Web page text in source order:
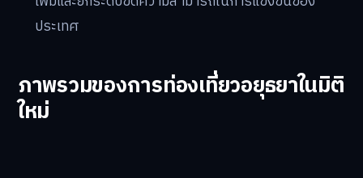
ประเทศ
ภาพรวมของการท่องเที่ยวอยุธยาในมิติ
ใหม่